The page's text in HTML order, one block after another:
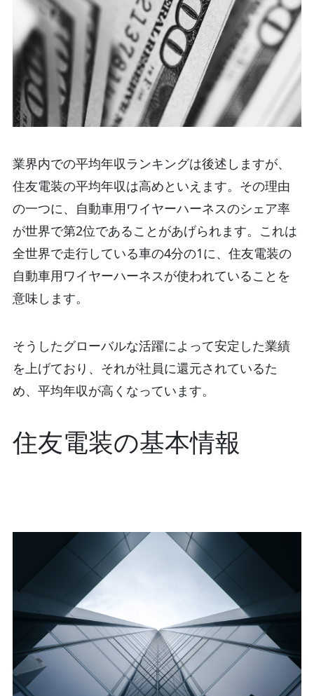
業界内での平均年収ランキングは後述しますが、
住友電装の平均年収は高めといえます。その理由
の一つに、自動車用ワイヤーハーネスのシェア率
が世界で第2位であることがあげられます。これは
全世界で走行している車の4分の1に、住友電装の
自動車用ワイヤーハーネスが使われていることを
意味します。
そうしたグローバルな活躍によって安定した業績
を上げており、それが社員に還元されているた
め、平均年収が高くなっています。
住友電装の基本情報